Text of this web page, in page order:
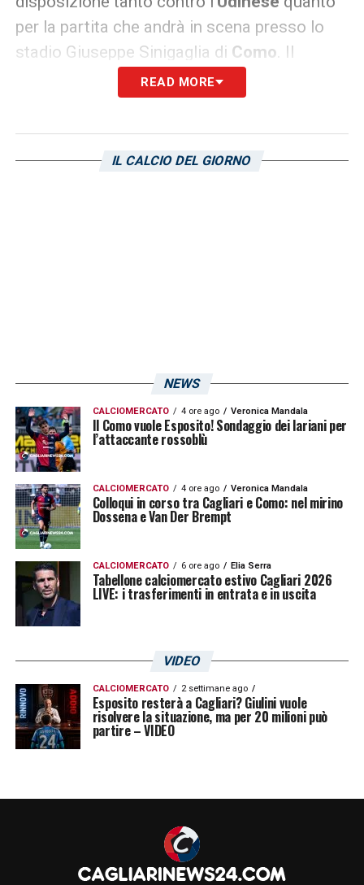
per la partita che andrà in scena presso lo
stadio Giuseppe Sinigaglia di Como . Il
giocatore classe 94′ ha riportato una lesione
muscolare di primo grado del bicipite
suo obiettivo è quello di tornare tra i
READ MORE
IL CALCIO DEL GIORNO
NEWS
CALCIOMERCATO 4 ore ago Veronica Mandala
Il Como vuole Esposito! Sondaggio dei lariani per
l’attaccante rossoblù
CALCIOMERCATO 4 ore ago Veronica Mandala
Colloqui in corso tra Cagliari e Como: nel mirino
Dossena e Van Der Brempt
CALCIOMERCATO 6 ore ago Elia Serra
Tabellone calciomercato estivo Cagliari 2026
LIVE: i trasferimenti in entrata e in uscita
VIDEO
CALCIOMERCATO 2 settimane ago
Esposito resterà a Cagliari? Giulini vuole
risolvere la situazione, ma per 20 milioni può
partire – VIDEO